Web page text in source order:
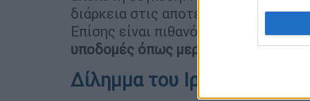
διάρκεια στις αποτελεσματικές
Επίσης είναι πιθανό να δούμε
υποδομές όπως μερικώς έγινε χθες
Δίλημμα του Ιράν για